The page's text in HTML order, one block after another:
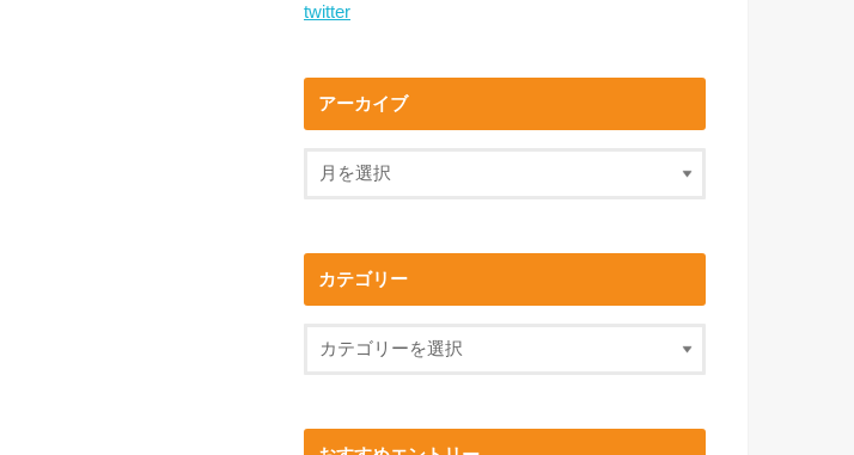
twitter
アーカイブ
カテゴリー